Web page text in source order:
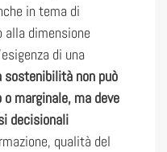
in tema di
alla dimensione
di una
sostenibilità non può
marginale, ma deve
decisionali
qualità del